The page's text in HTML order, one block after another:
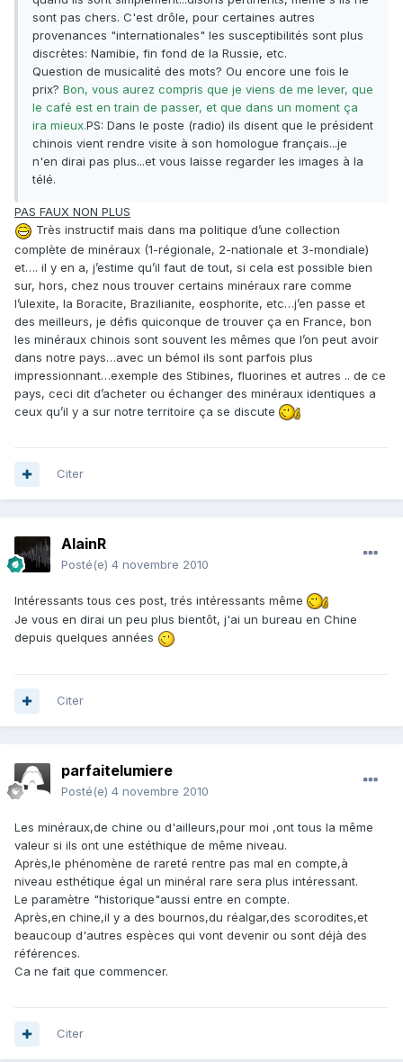
sont pas chers. C'est drôle, pour certaines autres
provenances "internationales" les susceptibilités sont plus
discrètes: Namibie, fin fond de la Russie, etc.
Question de musicalité des mots? Ou encore une fois le
prix? Bon, vous aurez compris que je viens de me lever, que
le café est en train de passer, et que dans un moment ça
ira mieux.PS: Dans le poste (radio) ils disent que le président
chinois vient rendre visite à son homologue français...je
n'en dirai pas plus...et vous laisse regarder les images à la
télé.
PAS FAUX NON PLUS
Très instructif mais dans ma politique d’une collection
complète de minéraux (1-régionale, 2-nationale et 3-mondiale)
et…. il y en a, j’estime qu’il faut de tout, si cela est possible bien
sur, hors, chez nous trouver certains minéraux rare comme
l’ulexite, la Boracite, Brazilianite, eosphorite, etc…j’en passe et
des meilleurs, je défis quiconque de trouver ça en France, bon
les minéraux chinois sont souvent les mêmes que l’on peut avoir
dans notre pays…avec un bémol ils sont parfois plus
impressionnant…exemple des Stibines, fluorines et autres .. de ce
pays, ceci dit d’acheter ou échanger des minéraux identiques a
ceux qu’il y a sur notre territoire ça se discute
Citer
AlainR
Posté(e) 4 novembre 2010
Intéressants tous ces post, trés intéressants même
Je vous en dirai un peu plus bientôt, j'ai un bureau en Chine
depuis quelques années
Citer
parfaitelumiere
Posté(e) 4 novembre 2010
Les minéraux,de chine ou d'ailleurs,pour moi ,ont tous la même
valeur si ils ont une estéthique de même niveau.
Après,le phénomène de rareté rentre pas mal en compte,à
niveau esthétique égal un minéral rare sera plus intéressant.
Le paramètre "historique"aussi entre en compte.
Après,en chine,il y a des bournos,du réalgar,des scorodites,et
beaucoup d'autres espèces qui vont devenir ou sont déjà des
références.
Ca ne fait que commencer.
Citer